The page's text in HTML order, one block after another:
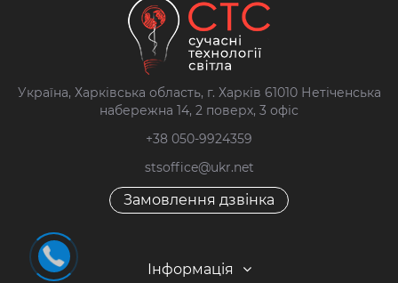
Україна, Харківська область, г. Харків 61010 Нетіченська
набережна 14, 2 поверх, 3 офіс
+38 050-9924359
stsoffice@ukr.net
Замовлення дзвінка
Інформація